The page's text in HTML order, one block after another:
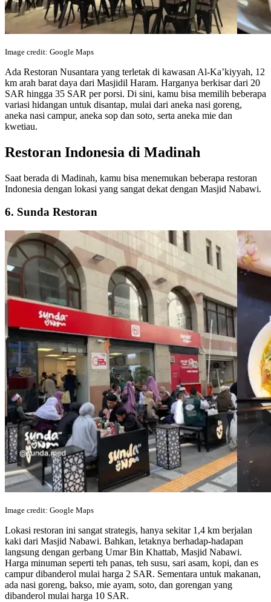
Image credit: Google Maps
Ada Restoran Nusantara yang terletak di kawasan Al-Ka’kiyyah, 12
km arah barat daya dari Masjidil Haram. Harganya berkisar dari 20
SAR hingga 35 SAR per porsi. Di sini, kamu bisa memilih beberapa
variasi hidangan untuk disantap, mulai dari aneka nasi goreng,
aneka nasi campur, aneka sop dan soto, serta aneka mie dan
kwetiau.
Restoran Indonesia di Madinah
Saat berada di Madinah, kamu bisa menemukan beberapa restoran
Indonesia dengan lokasi yang sangat dekat dengan Masjid Nabawi.
6. Sunda Restoran
Image credit: Google Maps
Lokasi restoran ini sangat strategis, hanya sekitar 1,4 km berjalan
kaki dari Masjid Nabawi. Bahkan, letaknya berhadap-hadapan
langsung dengan gerbang Umar Bin Khattab, Masjid Nabawi.
Harga minuman seperti teh panas, teh susu, sari asam, kopi, dan es
campur dibanderol mulai harga 2 SAR. Sementara untuk makanan,
ada nasi goreng, bakso, mie ayam, soto, dan gorengan yang
dibanderol mulai harga 10 SAR.